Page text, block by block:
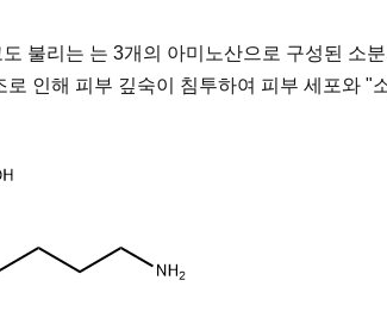
불리는 는 3개의 아미노산으로 구성된 소
인해 피부 깊숙이 침투하여 피부 세포와 "